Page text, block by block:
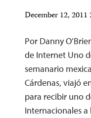
December 12,
Por Danny
de Internet Uno
semanario
Cárdenas, viajó
para recibir uno
Internacionales a